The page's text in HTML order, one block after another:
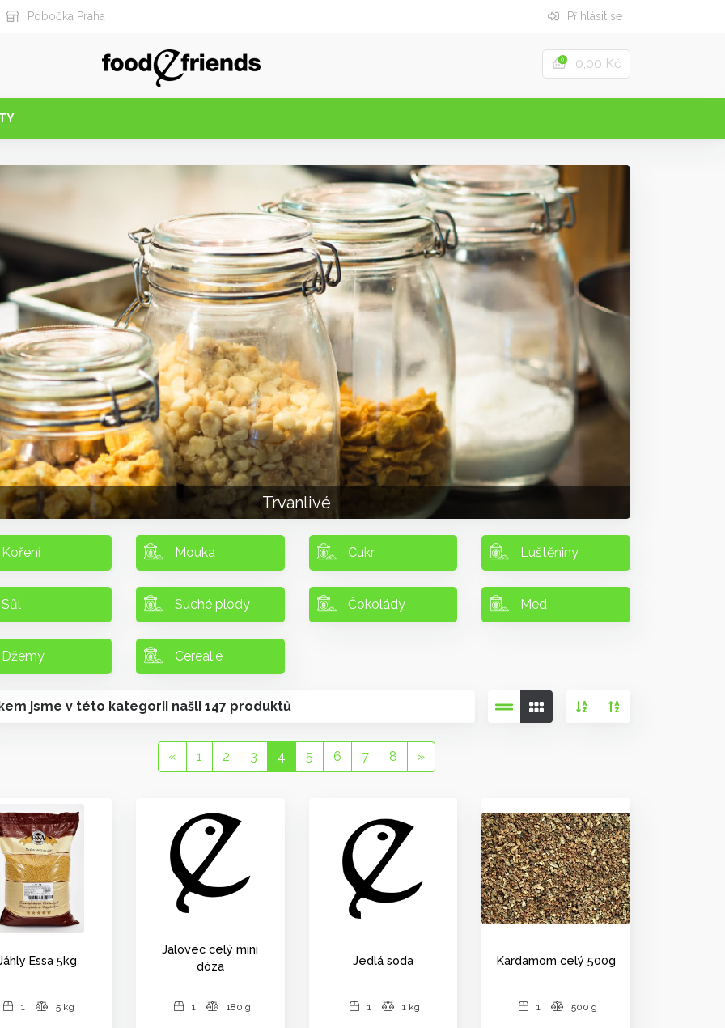
Pobočka Praha Přihlásit se
0 0,00 Kč
Trvanlivé
Mouka Cukr Luštěniny
Suché plody Čokolády Med
Cerealie
jsme v této kategorii našli 147 produktů
« 1 2 3 4 5 6 7 8 »
Essa 5kg
1 5 kg
Jalovec celý mini
dóza
1 180 g
Jedlá soda
1 1 kg
Kardamom celý 500g
1 500 g